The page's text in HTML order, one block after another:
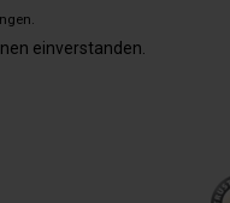
.
einverstanden.